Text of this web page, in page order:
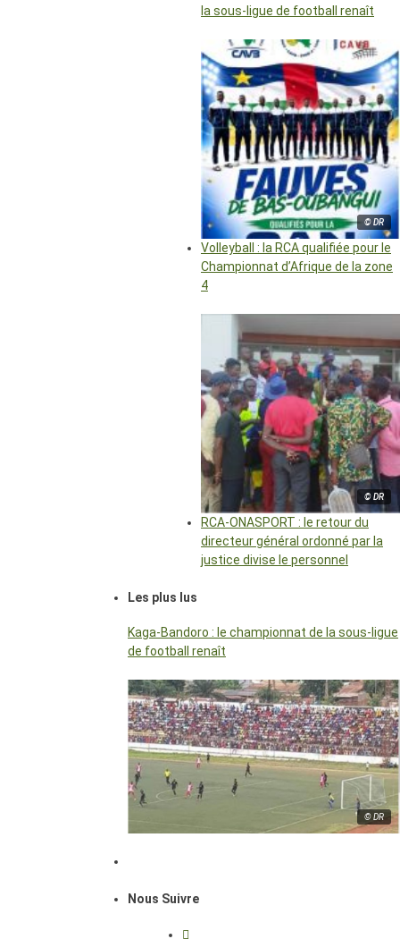
la sous-ligue de football renaît
© DR
Volleyball : la RCA qualifiée pour le
Championnat d’Afrique de la zone
4
© DR
RCA-ONASPORT : le retour du
directeur général ordonné par la
justice divise le personnel
Les plus lus
Kaga-Bandoro : le championnat de la sous-ligue
de football renaît
© DR
Nous Suivre